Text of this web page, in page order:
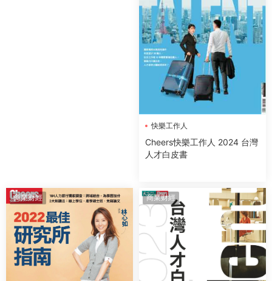
快樂工作人
Cheers快樂工作人 2024 台灣
人才白皮書
商業财經 商業财經